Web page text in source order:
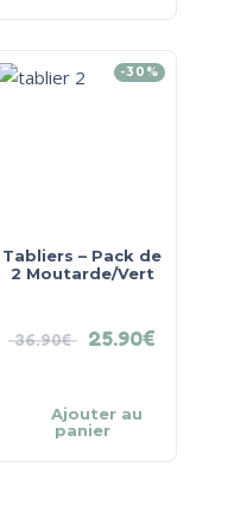
-30%
Tabliers – Pack de
2 Moutarde/Vert
36.90€ 25.90€
Ajouter au
panier